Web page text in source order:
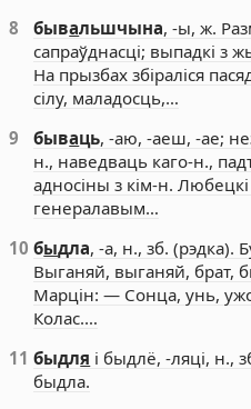
8
бывальшчына, -ы, ж.
сапраўднасці; выпадкі з
На прызбах збіраліся
сілу, маладосць,…
9
бываць, -аю, -аеш, -ае;
н., наведваць каго-н.,
адносіны з кім-н.
генералавым…
10 быдла, -а, н., зб. (рэдка).
Выганяй, выганяй, брат,
Марцін: — Сонца, унь,
Колас.…
11 быдля і быдлё, -ляці, н.,
быдла.